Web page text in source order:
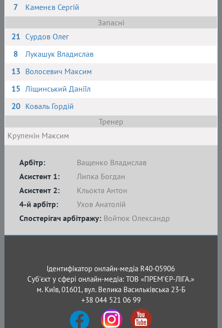
7
Каменєв Сергій
Запасні
21 Сурдов Олег
8
Лукашук Владислав
13 Волосевич Максим
15 Ліщинський Даніїл
20 Коваль Гордій
Тренер
Крупенін Максим
Арбітр:
Ващенко Владислав
Асистент 1:
Липка Богдан
Асистент 2:
Кльокта Антон
4-й арбітр:
Ухов Анатолій
Спостерігач арбітражу: Войтюк Олександр
Ідентифікатор онлайн-медіа R40-05906
Суб'єкт у сфері онлайн-медіа: ТОВ «ПРЕМ’ЄР-ЛІГА.»
м. Київ, 01601, вул. Велика Васильківська 23-Б
+38 044 521 06 99